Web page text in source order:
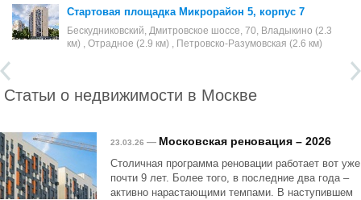
Стартовая площадка Микрорайон 5, корпус 7
Бескудниковский, Дмитровское шоссе, 70, Владыкино (2.3
км) , Отрадное (2.9 км) , Петровско-Разумовская (2.6 км)
Статьи о недвижимости в Москве
23.03.26 — Московская реновация – 2026
Столичная программа реновации работает вот уже
почти 9 лет. Более того, в последние два года –
активно нарастающими темпами. В наступившем